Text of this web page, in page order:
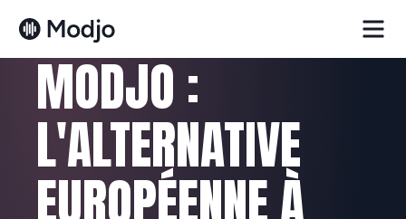
MODJO :
L'ALTERNATIVE
EUROPÉENNE À